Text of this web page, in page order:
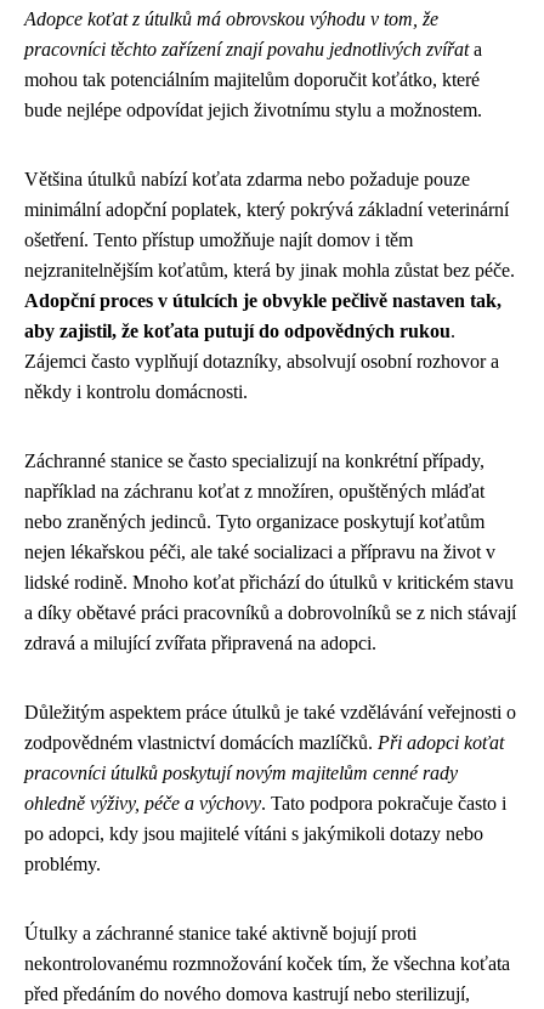
Adopce koťat z útulků má obrovskou výhodu v tom, že
pracovníci těchto zařízení znají povahu jednotlivých zvířata
mohou tak potenciálním majitelům doporučit koťátko, které
bude nejlépe odpovídat jejich životnímu stylu a možnostem.
Většina útulků nabízí koťata zdarma nebo požaduje pouze
minimální adopční poplatek, který pokrývá základní veterinární
ošetření. Tento přístup umožňuje najít domov i těm
nejzranitelnějším koťatům, která by jinak mohla zůstat bez péče.
Adopční proces v útulcích je obvykle pečlivě nastaven tak,
aby zajistil, že koťata putují do odpovědných rukou.
Zájemci často vyplňují dotazníky, absolvují osobní rozhovor a
někdy i kontrolu domácnosti.
Záchranné stanice se často specializují na konkrétní případy,
například na záchranu koťat z množíren, opuštěných mláďat
nebo zraněných jedinců. Tyto organizace poskytují koťatům
nejen lékařskou péči, ale také socializaci a přípravu na život v
lidské rodině. Mnoho koťat přichází do útulků v kritickém stavu
a díky obětavé práci pracovníků a dobrovolníků se z nich stávají
zdravá a milující zvířata připravená na adopci.
Důležitým aspektem práce útulků je také vzdělávání veřejnosti o
zodpovědném vlastnictví domácích mazlíčků. Při adopci koťat
pracovníci útulků poskytují novým majitelům cenné rady
ohledně výživy, péče a výchovy. Tato podpora pokračuje často i
po adopci, kdy jsou majitelé vítáni s jakýmikoli dotazy nebo
problémy.
Útulky a záchranné stanice také aktivně bojují proti
nekontrolovanému rozmnožování koček tím, že všechna koťata
před předáním do nového domova kastrují nebo sterilizují,